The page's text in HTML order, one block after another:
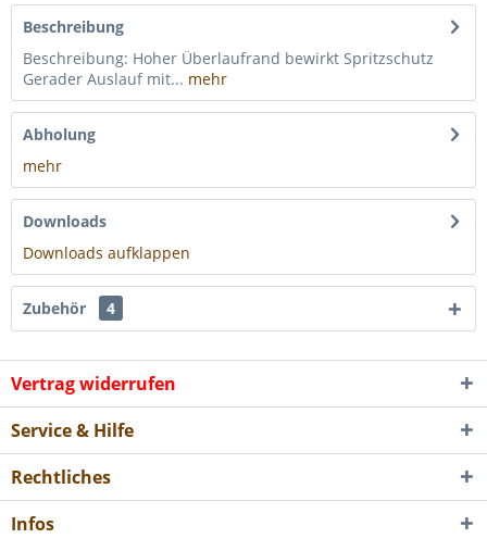
Beschreibung
Beschreibung: Hoher Überlaufrand bewirkt Spritzschutz
Gerader Auslauf mit... mehr
Abholung
mehr
Downloads
Downloads aufklappen
Zubehör 4
Vertrag widerrufen
Service & Hilfe
Rechtliches
Infos